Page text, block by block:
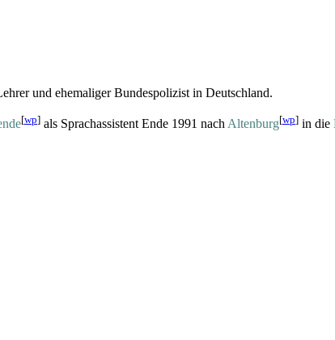
und ehemaliger Bundespolizist in Deutschland.
[wp] als Sprachassistent Ende 1991 nach Altenburg[wp] in die